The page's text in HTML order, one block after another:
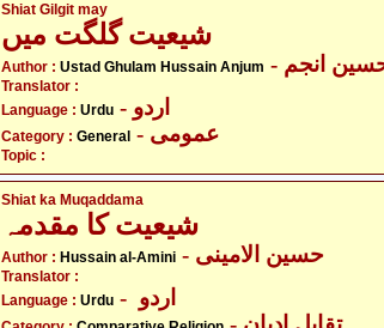
Shiat Gilgit may
شیعیت گلگت میں
Author : Ustad Ghulam Hussain Anjum حسین انجم
Translator :
Language : Urdu - اردو
Category : General - عمومی
Topic :
Shiat ka Muqaddama
Author : Hussain al-Amini - حسین الامینی
Translator :
Language : Urdu